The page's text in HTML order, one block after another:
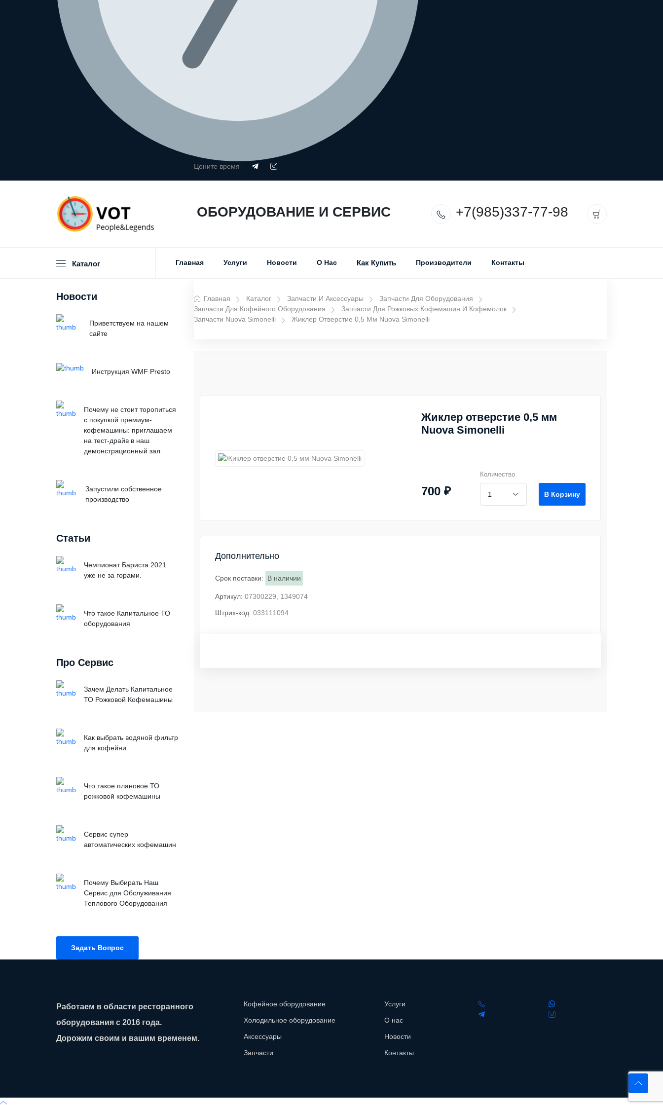
Цените время
ОБОРУДОВАНИЕ И СЕРВИС +7(985)337-77-98
Каталог Главная Услуги Новости О Нас Как Купить Производители Контакты
Новости
Приветствуем на нашем
сайте
Инструкция WMF Presto
Почему не стоит торопиться
с покупкой премиум-
кофемашины: приглашаем
на тест-драйв в наш
демонстрационный зал
Запустили собственное
производство
Статьи
Чемпионат Бариста 2021
уже не за горами.
Что такое Капитальное ТО
оборудования
Про Сервис
Зачем Делать Капитальное
ТО Рожковой Кофемашины
Как выбрать водяной фильтр
для кофейни
Что такое плановое ТО
рожковой кофемашины
Сервис супер
автоматических кофемашин
Почему Выбирать Наш
Сервис для Обслуживания
Теплового Оборудования
Задать Вопрос
Главная Каталог Запчасти И Аксессуары
Запчасти Для Оборудования
Запчасти Для Кофейного Оборудования
Запчасти Для Рожковых Кофемашин И Кофемолок
Запчасти Nuova Simonelli
Жиклер Отверстие 0,5 Мм Nuova Simonelli
Жиклер отверстие 0,5 мм
Nuova Simonelli
700 ₽
Количество
В Корзину
Дополнительно
Срок поставки: В наличии
Артикул: 07300229, 1349074
Штрих-код: 033111094
Работаем в области ресторанного
оборудования с 2016 года.
Дорожим своим и вашим временем.
Кофейное оборудование
Холодильное оборудование
Аксессуары
Запчасти
Услуги
О нас
Новости
Контакты